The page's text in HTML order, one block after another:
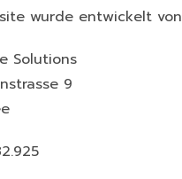
wurde entwickelt von
Solutions
9